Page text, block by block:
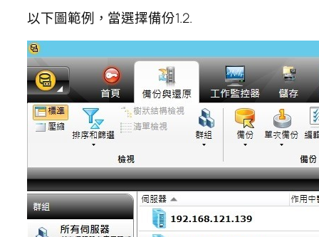
以下圖範例，當選擇備份1.2.